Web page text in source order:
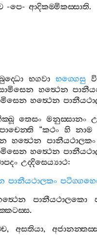
-පෙ- ආදිකම‍්මිකස‍්සාති.
භගවා භග‍්ගෙසු
හත්‍ථෙන
හත්‍ථෙන
තෙසං මනුස‍්සානං
“කථං හි නාම
හත්‍ථෙන පානීයථාලකං
හත්‍ථෙන
උද‍්දිසෙය්‍යාථ:
පානීයථාලකං
පානීයථාලකො
.
, අසතියා,